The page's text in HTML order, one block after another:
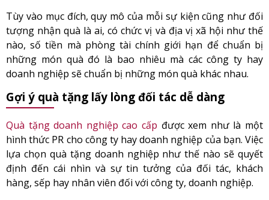
Tùy vào mục đích, quy mô của mỗi sự kiện cũng như đối
tượng nhận quà là ai, có chức vị và địa vị xã hội như thế
nào, số tiền mà phòng tài chính giới hạn để chuẩn bị
những món quà đó là bao nhiêu mà các công ty hay
doanh nghiệp sẽ chuẩn bị những món quà khác nhau.
Gợi ý quà tặng lấy lòng đối tác dễ dàng
Quà tặng doanh nghiệp cao cấp được xem như là một
hình thức PR cho công ty hay doanh nghiệp của bạn. Việc
lựa chọn quà tặng doanh nghiệp như thế nào sẽ quyết
định đến cái nhìn và sự tin tưởng của đối tác, khách
hàng, sếp hay nhân viên đối với công ty, doanh nghiệp.